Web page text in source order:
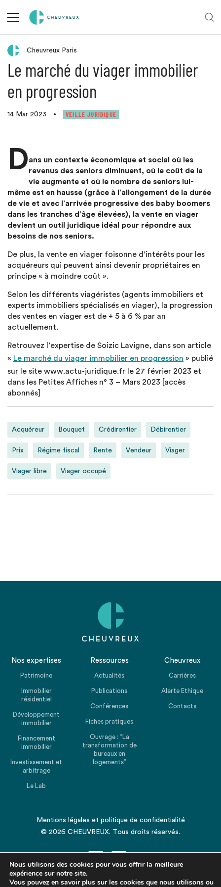
Retour aux actualités
Cheuvreux Paris
Le marché du viager immobilier
en progression
14 Mar 2023 • VEILLE JURIDIQUE
Dans un contexte économique et social où les
revenus des seniors diminuent, où le coût de la
vie augmente et où le nombre de seniors lui-
même est en hausse (grâce à l’allongement de la durée
de vie et avec l’arrivée progressive des baby boomers
dans les tranches d’âge élevées), la vente en viager
devient un outil juridique idéal pour répondre aux
besoins de nos seniors.
De plus, la vente en viager foisonne d’intérêts pour les
acquéreurs qui peuvent ainsi devenir propriétaires en
principe « à moindre coût ».
Selon les différents viagéristes (agents immobiliers et
experts immobiliers spécialisés en viager), la progression
des ventes en viager est de + 5 à 6 % par an
actuellement.
Retrouvez l’expertise de Soizic Lavigne, dans son article
« Le marché du viager immobilier en progression » publié
sur le site www.actu-juridique.fr le 27 février 2023 et
dans les Petites Affiches n° 3 – Mars 2023 [accès
abonnés]
Acquéreur Bouquet Crédirentier Débirentier
Prix Régime fiscal Rente Vendeur Viager
Viager libre Viager occupé
Nos expertises
Patrimoine
Immobilier
résidentiel
Développement
immobilier
Financement
immobilier
Investissement et
arbitrage
Le Lab
Ressources
Actualités
Publications
Conférences
Fiches pratiques
Ouvrage : “La
transformation de
bureaux en
logements”
Cheuvreux
Carrières
Alerte Ethique
Contacts
Mentions légales et politique de confidentialité
© 2026 CHEUVREUX. Tous droits réservés.
Nous utilisons des cookies pour vous offrir la meilleure
expérience sur notre site.
Vous pouvez en savoir plus sur les cookies que nous utilisons ou